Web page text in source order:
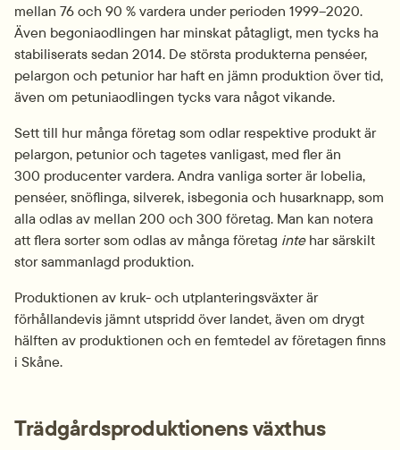
mellan 76 och 90 % vardera under perioden 1999–2020.
Även begoniaodlingen har minskat påtagligt, men tycks ha
stabiliserats sedan 2014. De största produkterna penséer,
pelargon och petunior har haft en jämn produktion över tid,
även om petuniaodlingen tycks vara något vikande.
Sett till hur många företag som odlar respektive produkt är
pelargon, petunior och tagetes vanligast, med fler än
300 producenter vardera. Andra vanliga sorter är lobelia,
penséer, snöflinga, silverek, isbegonia och husarknapp, som
alla odlas av mellan 200 och 300 företag. Man kan notera
att flera sorter som odlas av många företag inte har särskilt
stor sammanlagd produktion.
Produktionen av kruk- och utplanteringsväxter är
förhållandevis jämnt utspridd över landet, även om drygt
hälften av produktionen och en femtedel av företagen finns
i Skåne.
Trädgårdsproduktionens växthus